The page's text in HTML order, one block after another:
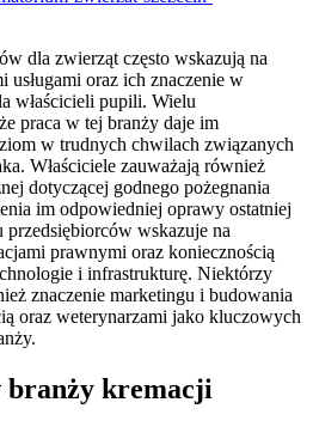
dla zwierząt często wskazują na
usługami oraz ich znaczenie w
właścicieli pupili. Wielu
praca w tej branży daje im
w trudnych chwilach związanych
Właściciele zauważają również
dotyczącej godnego pożegnania
im odpowiedniej oprawy ostatniej
wskazuje na
prawnymi oraz koniecznością
i infrastrukturę. Niektórzy
znaczenie marketingu i budowania
oraz weterynarzami jako kluczowych
branży kremacji